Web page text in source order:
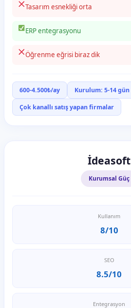
Tasarım esnekliği orta
ERP entegrasyonu
Öğrenme eğrisi biraz dik
600-4.500₺/ay Kurulum: 5-14 gün
Çok kanallı satış yapan firmalar
İdeasoft
Kurumsal Güç
Kullanım
8/10
SEO
8.5/10
Entegrasyon